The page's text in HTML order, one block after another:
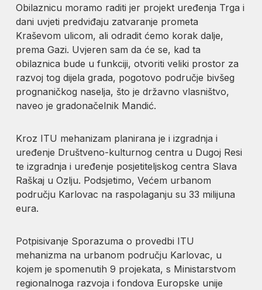
Obilaznicu moramo raditi jer projekt uređenja Trga i
dani uvjeti predviđaju zatvaranje prometa
Kraševom ulicom, ali odradit ćemo korak dalje,
prema Gazi. Uvjeren sam da će se, kad ta
obilaznica bude u funkciji, otvoriti veliki prostor za
razvoj tog dijela grada, pogotovo područje bivšeg
prognaničkog naselja, što je državno vlasništvo,
naveo je gradonačelnik Mandić.
Kroz ITU mehanizam planirana je i izgradnja i
uređenje Društveno-kulturnog centra u Dugoj Resi
te izgradnja i uređenje posjetiteljskog centra Slava
Raškaj u Ozlju. Podsjetimo, Većem urbanom
području Karlovac na raspolaganju su 33 milijuna
eura.
Potpisivanje Sporazuma o provedbi ITU
mehanizma na urbanom području Karlovac, u
kojem je spomenutih 9 projekata, s Ministarstvom
regionalnoga razvoja i fondova Europske unije